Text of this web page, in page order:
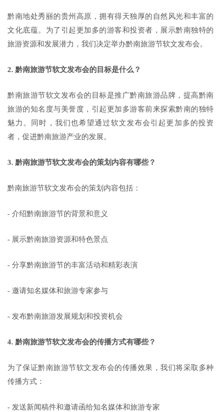
黔南地处秀丽的贵州高原，拥有得天独厚的自然风光和丰富的
文化底蕴。为了引起更加多的游客和投资者，展示黔南独特的
旅游资源和发展潜力，我们决定举办黔南旅游节软文发布会。
2. 黔南旅游节软文发布会的目标是什么？
黔南旅游节软文发布会的目标是推广黔南旅游品牌，提高黔南
旅游的知名度与美誉度，引起更加多游客前来探索黔南的独特
魅力。同时，我们也希望通过软文发布会引起更加多的投资
者，促进黔南旅游产业的发展。
3. 黔南旅游节软文发布会的策划内容有哪些？
黔南旅游节软文发布会的策划内容包括：
- 介绍黔南旅游节的背景和意义
- 展示黔南旅游资源和特色景点
- 分享黔南旅游节的丰富活动和精彩表演
- 邀请知名媒体和旅游专家参与
- 发布黔南旅游发展规划和投资机会
4. 黔南旅游节软文发布会的传播方式有哪些？
为了保证黔南旅游节软文发布会的传播效果，我们将采取多种
传播方式：
- 发送新闻稿件和邀请函给知名媒体和旅游专家